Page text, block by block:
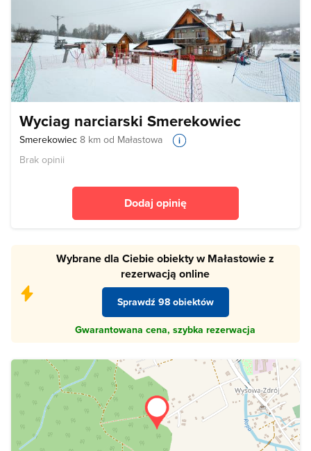
Wyciag narciarski Smerekowiec
Smerekowiec 8 km od Małastowa
Brak opinii
Dodaj opinię
Wybrane dla Ciebie obiekty w Małastowie z
rezerwacją online
Sprawdź 98 obiektów
Gwarantowana cena, szybka rezerwacja